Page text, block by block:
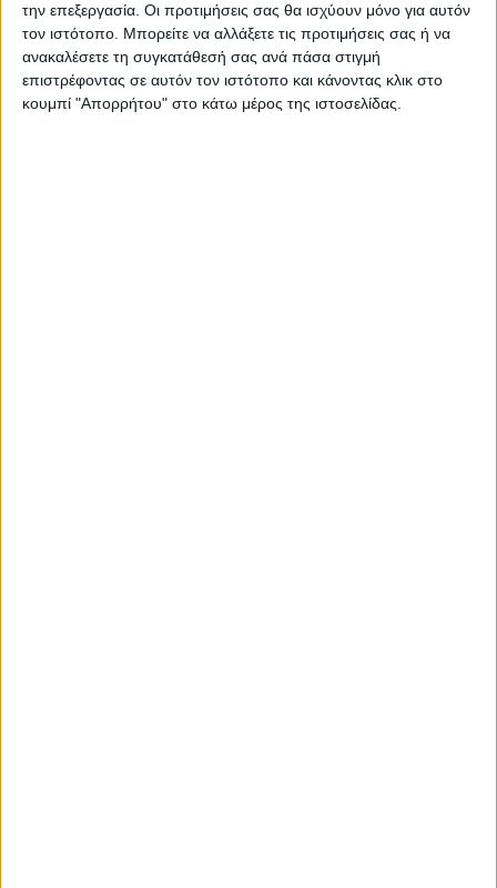
την επεξεργασία. Οι προτιμήσεις σας θα ισχύουν μόνο για αυτόν
τον ιστότοπο. Μπορείτε να αλλάξετε τις προτιμήσεις σας ή να
ανακαλέσετε τη συγκατάθεσή σας ανά πάσα στιγμή
επιστρέφοντας σε αυτόν τον ιστότοπο και κάνοντας κλικ στο
κουμπί "Απορρήτου" στο κάτω μέρος της ιστοσελίδας.